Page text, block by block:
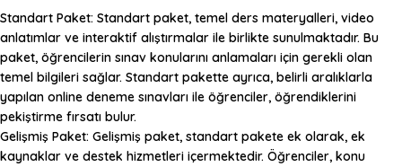
Standart Paket: Standart paket, temel ders materyalleri, video
anlatımlar ve interaktif alıştırmalar ile birlikte sunulmaktadır. Bu
paket, öğrencilerin sınav konularını anlamaları için gerekli olan
temel bilgileri sağlar. Standart pakette ayrıca, belirli aralıklarla
yapılan online deneme sınavları ile öğrenciler, öğrendiklerini
pekiştirme fırsatı bulur.
Gelişmiş Paket: Gelişmiş paket, standart pakete ek olarak, ek
kaynaklar ve destek hizmetleri içermektedir. Öğrenciler, konu